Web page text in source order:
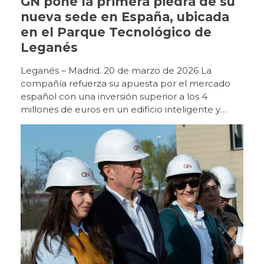
nueva sede en España, ubicada
en el Parque Tecnológico de
Leganés
Leganés – Madrid. 20 de marzo de 2026 La
compañía refuerza su apuesta por el mercado
español con una inversión superior a los 4
millones de euros en un edificio inteligente y
sostenible que será centro de referencia en
puesta de la primera piedra de su futura sede en
España, un nuevo edificio ubicado en la Avenida
Juan Caramuel, en el Parque Tecnológico de
Leganés, que marcará un nuevo hito en el
desarrollo de la compañía en nuestro país. Con
una inversión superior a los 4 millones de euros,
el proyecto contempla la construcción de un
edificio de 4.000 metros cuadrados, de los que
aproximadamente la mitad se destinarán a